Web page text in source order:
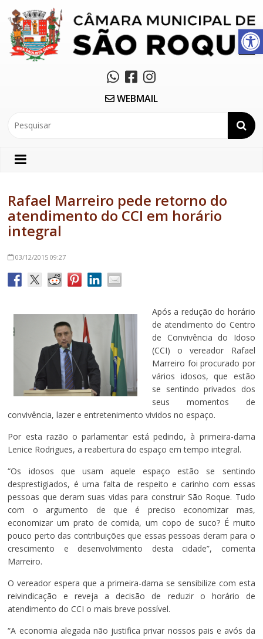
Abrir a barra de ferramentas
WEBMAIL
Rafael Marreiro pede retorno do
atendimento do CCI em horário
integral
03/12/2015 09:27
Após a redução do horário
de atendimento do Centro
de Convivência do Idoso
(CCI) o vereador Rafael
Marreiro foi procurado por
vários idosos, que estão
se sentindo privados dos
seus momentos de
convivência, lazer e entretenimento vividos no espaço.
Por esta razão o parlamentar está pedindo, à primeira-dama
Lenice Rodrigues, a reabertura do espaço em tempo integral.
“Os idosos que usam aquele espaço estão se sentindo
desprestigiados, é uma falta de respeito e carinho com essas
pessoas que deram suas vidas para construir São Roque. Tudo
com o argumento de que é preciso economizar mas,
economizar um prato de comida, um copo de suco? É muito
pouco perto das contribuições que essas pessoas deram para o
crescimento e desenvolvimento desta cidade”, comenta
Marreiro.
O vereador espera que a primeira-dama se sensibilize com esta
reivindicação e reveja a decisão de reduzir o horário de
atendimento do CCI o mais breve possível.
“A economia alegada não justifica privar nossos pais e avós da